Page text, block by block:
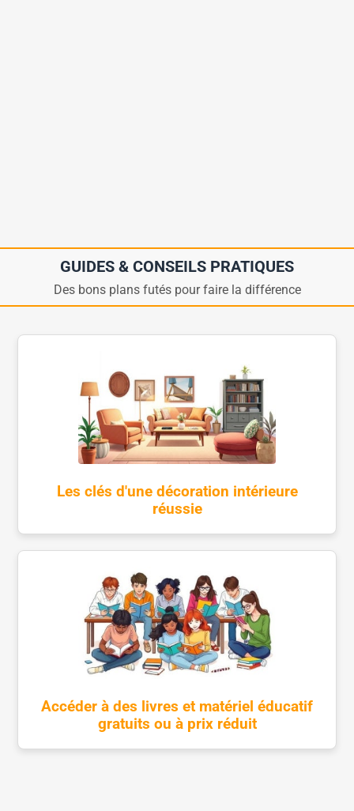
GUIDES & CONSEILS PRATIQUES
Des bons plans futés pour faire la différence
Les clés d'une décoration intérieure
réussie
Accéder à des livres et matériel éducatif
gratuits ou à prix réduit